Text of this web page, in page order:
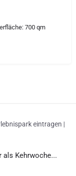
700 qm
eintragen |
als Kehrwoche...